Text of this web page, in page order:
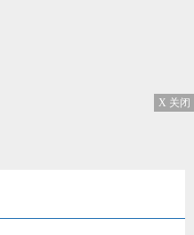
X 关闭